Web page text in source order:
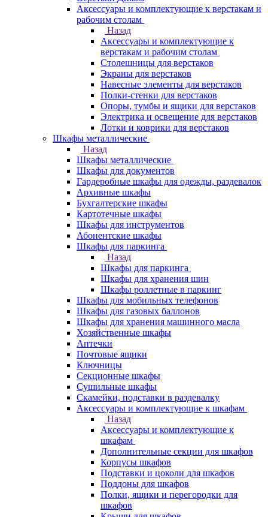
Аксессуары и комплектующие к верстакам и
рабочим столам
Назад
Аксессуары и комплектующие к
верстакам и рабочим столам
Столешницы для верстаков
Экраны для верстаков
Навесные элементы для верстаков
Полки-стенки для верстаков
Опоры, тумбы и ящики для верстаков
Электрика и освещение для верстаков
Лотки и коврики для верстаков
Шкафы металлические
Назад
Шкафы металлические
Шкафы для документов
Гардеробные шкафы для одежды, раздевалок
Архивные шкафы
Бухгалтерские шкафы
Картотечные шкафы
Шкафы для инструментов
Абонентские шкафы
Шкафы для паркинга
Назад
Шкафы для паркинга
Шкафы для хранения шин
Шкафы роллетные в паркинг
Шкафы для мобильных телефонов
Шкафы для газовых баллонов
Шкафы для хранения машинного масла
Хозяйственные шкафы
Аптечки
Почтовые ящики
Ключницы
Секционные шкафы
Сушильные шкафы
Скамейки, подставки в раздевалку
Аксессуары и комплектующие к шкафам
Назад
Аксессуары и комплектующие к
шкафам
Дополнительные секции для шкафов
Корпусы шкафов
Подставки и цоколи для шкафов
Поддоны для шкафов
Полки, ящики и перегородки для
шкафов